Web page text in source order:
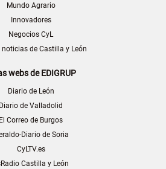
Mundo Agrario
Innovadores
Negocios CyL
de Castilla y León
webs de EDIGRUP
Diario de León
Diario de Valladolid
El Correo de Burgos
Diario de Soria
CyLTV.es
Castilla y León